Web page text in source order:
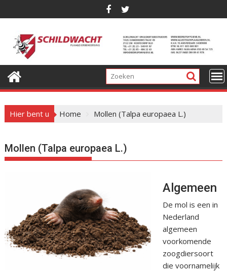
a
r
e
Hier bent u Home Mollen (Talpa europaea L.)
Mollen (Talpa europaea L.)
Algemeen
De mol is een in
Nederland
algemeen
voorkomende
zoogdiersoort
die voornamelijk